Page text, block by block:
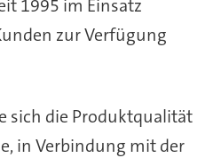
1995 im Einsatz
zur Verfügung
sich die Produktqualität
in Verbindung mit der